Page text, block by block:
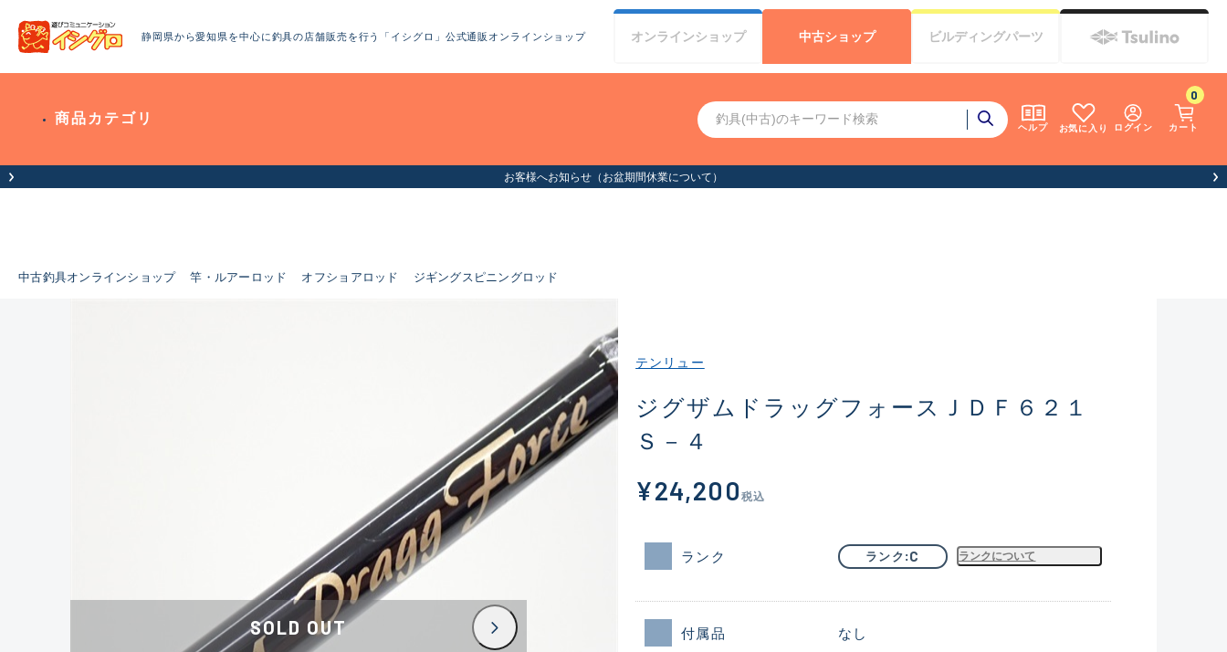
静岡県から愛知県を中心に釣具の店舗販売を行う「イシグロ」公式通販オンラインショップ
ヘルプ お気に入り ログイン カート
0
オンラインショップ 中古ショップ ビルディングパーツ
商品カテゴリ
お客様へお知らせ（お盆期間休業について）
中古釣具オンラインショップ 竿・ルアーロッド オフショアロッド ジギングスピニングロッド
SOLD OUT
テンリュー
ジグザムドラッグフォースＪＤＦ６２１
Ｓ－４
¥24,200 税込
ランク ランク C ランクについて
付属品 なし